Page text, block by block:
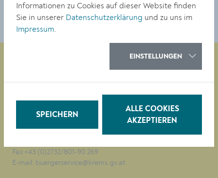
Magistrat der Stadt Krems
Fax +43 (0)2732/801-90 269
E-mail: buergerservice@krems.gv.at
Informationen zu Cookies auf dieser Website finden
Sie in unserer Datenschutzerklärung und zu uns im
Impressum.
EINSTELLUNGEN
SPEICHERN
ALLE COOKIES
AKZEPTIEREN